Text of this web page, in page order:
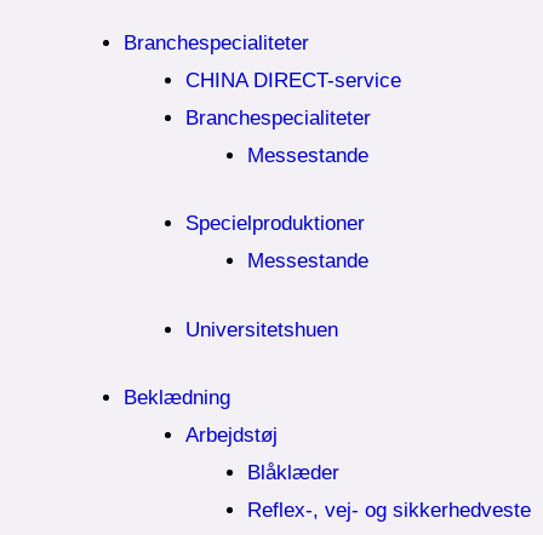
Branchespecialiteter
CHINA DIRECT-service
Branchespecialiteter
Messestande
Specielproduktioner
Messestande
Universitetshuen
Beklædning
Arbejdstøj
Blåklæder
Reflex-, vej- og sikkerhedveste